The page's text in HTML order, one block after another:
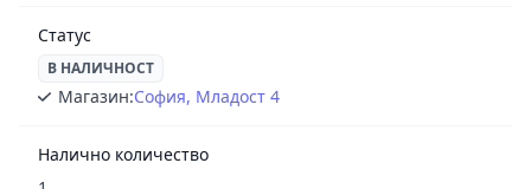
Статус
В НАЛИЧНОСТ
Магазин:София, Младост 4
Налично количество